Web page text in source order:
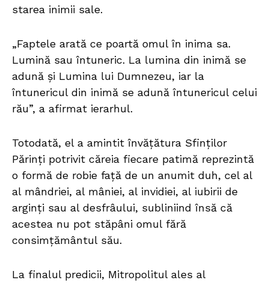
starea inimii sale.
„Faptele arată ce poartă omul în inima sa.
Lumină sau întuneric. La lumina din inimă se
adună și Lumina lui Dumnezeu, iar la
întunericul din inimă se adună întunericul celui
rău”, a afirmat ierarhul.
Totodată, el a amintit învățătura Sfinților
Părinți potrivit căreia fiecare patimă reprezintă
o formă de robie față de un anumit duh, cel al
al mândriei, al mâniei, al invidiei, al iubirii de
arginți sau al desfrâului, subliniind însă că
acestea nu pot stăpâni omul fără
consimțământul său.
La finalul predicii, Mitropolitul ales al